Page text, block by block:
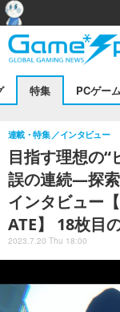
特集 PCゲーム
目指す理想の“
誤の連続―探
インタビュー
ATE】 18枚目
連載・特集 インタビュー
2023.7.20 Thu 18:00